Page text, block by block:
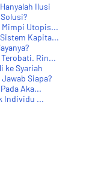
Ilusi
Mimpi Utopis...
Kapita...
Rin...
ke Syariah
Siapa?
Aka...
Individu ...